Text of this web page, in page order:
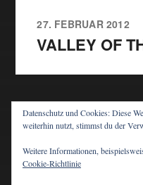
27. FEBRUAR 2012
VALLEY OF
Datenschutz und Cookies: Diese
weiterhin nutzt, stimmst du der
Weitere Informationen,
Cookie-Richtlinie